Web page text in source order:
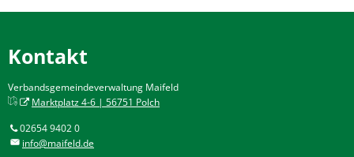
Kontakt
Verbandsgemeindeverwaltung Maifeld
Marktplatz 4-6 | 56751 Polch
02654 9402 0
info@maifeld.de